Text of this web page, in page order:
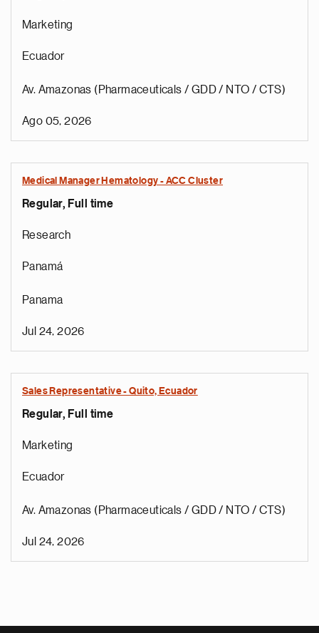
Marketing
Ecuador
Av. Amazonas (Pharmaceuticals / GDD / NTO / CTS)
Ago 05, 2026
Medical Manager Hematology - ACC Cluster
Regular, Full time
Research
Panamá
Panama
Jul 24, 2026
Sales Representative - Quito, Ecuador
Regular, Full time
Marketing
Ecuador
Av. Amazonas (Pharmaceuticals / GDD / NTO / CTS)
Jul 24, 2026